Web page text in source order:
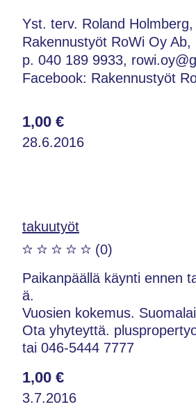
Yst. terv. Roland Holmberg,
Rakennustyöt RoWi Oy Ab,
p. 040 189 9933,
Facebook: Rakennustyöt
1,00 €
28.6.2016
takuutyöt
(0)
Paikanpäällä käynti ennen
ä.
Vuosien kokemus.
Ota yhyteyttä.
tai 046-5444 7777
1,00 €
3.7.2016